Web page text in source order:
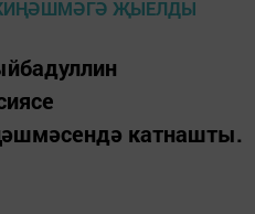
катнашты.